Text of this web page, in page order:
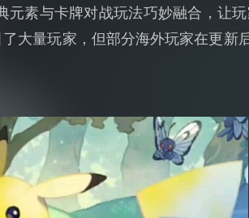
元素与卡牌对战玩法巧妙融合，让
大量玩家，但部分海外玩家在更新